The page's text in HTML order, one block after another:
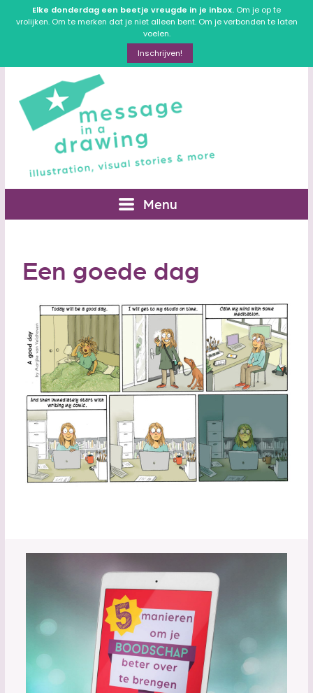
Elke donderdag een beetje vreugde in je inbox. Om je op te
vrolijken. Om te merken dat je niet alleen bent. Om je verbonden te laten
voelen.
Inschrijven!
Menu
Een goede dag